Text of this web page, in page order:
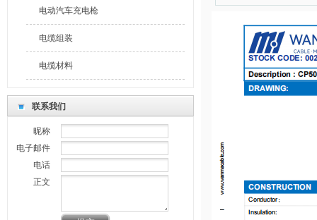
创新、务实、求真、用心。
电动汽车充电枪
电缆组装
电缆材料
联系我们
昵称
电子邮件
电话
正文